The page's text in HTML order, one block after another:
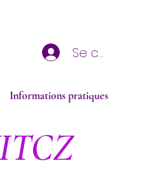
Informations pratiques
Se connecter